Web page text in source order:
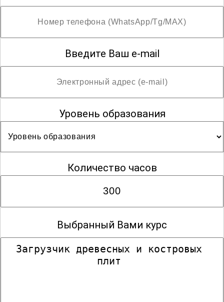
Введите Ваш e-mail
Уровень образования
Количество часов
Выбранный Вами курс